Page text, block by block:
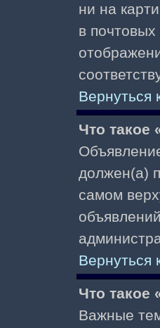
ни на
в
Вернуться
Что такое
должен(а)
самом
Вернуться
Что такое
Важные